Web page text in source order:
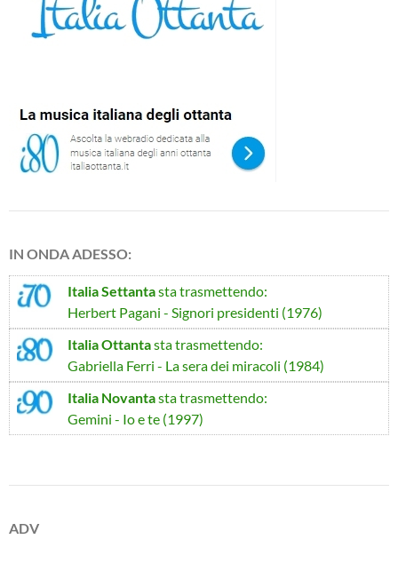
IN ONDA ADESSO:
Italia Settantasta trasmettendo:
Herbert Pagani - Signori presidenti (1976)
Italia Ottantasta trasmettendo:
Gabriella Ferri - La sera dei miracoli (1984)
Italia Novantasta trasmettendo:
Gemini - Io e te (1997)
ADV